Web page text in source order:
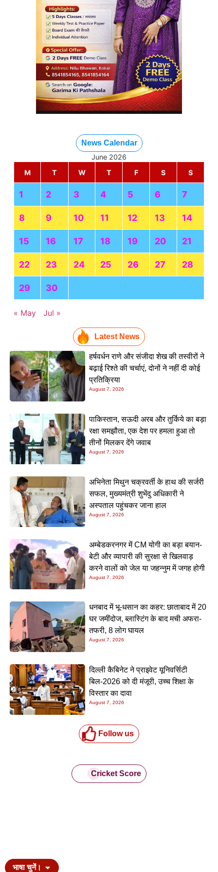
News Calendar
June 2026
M
T W T F S S
1 2 3 4 5 6 7
8 9 10 11 12 13 14
15 16 17 18 19 20 21
22 23 24 25 26 27 28
29 30
« May Jul »
Latest News
हर्षवर्धन राणे और संजीदा शेख की तस्वीरों ने
बढ़ाई रिश्ते की चर्चाएं, दोनों ने नहीं दी कोई
प्रतिक्रिया
August 7, 2026
पाकिस्तान, सऊदी अरब और तुर्किये का बड़ा
रक्षा समझौता, एक देश पर हमला हुआ तो
तीनों मिलकर देंगे जवाब
August 7, 2026
अभिनेता मिथुन चक्रवर्ती के हाथ की सर्जरी
सफल, मुख्यमंत्री शुभेंदु अधिकारी ने
अस्पताल पहुंचकर जाना हाल
August 7, 2026
अम्बेडकरनगर में CM योगी का बड़ा बयान-
बेटी और व्यापारी की सुरक्षा से खिलवाड़
करने वालों को जेल या जहन्नुम में जगह होगी
August 7, 2026
धनबाद में भू-धसान का कहर: छाताबाद में 20
घर जमींदोज, ब्लास्टिंग के बाद मची अफरा-
तफरी, 8 लोग घायल
August 7, 2026
दिल्ली कैबिनेट ने प्राइवेट यूनिवर्सिटी
बिल-2026 को दी मंजूरी, उच्च शिक्षा के
विस्तार का दावा
August 7, 2026
Follow us
Cricket Score
भाषा चुनें।